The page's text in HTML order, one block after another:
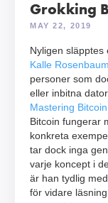
Grokking
MAY 22, 2019
Nyligen släpptes
Kalle Rosenbaum
personer som
eller inbitna
Mastering Bitcoin
Bitcoin fungerar
konkreta
tar dock inga
varje koncept i
är han tydlig
för vidare